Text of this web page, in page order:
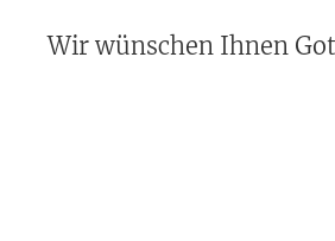
Wir wünschen Ihnen